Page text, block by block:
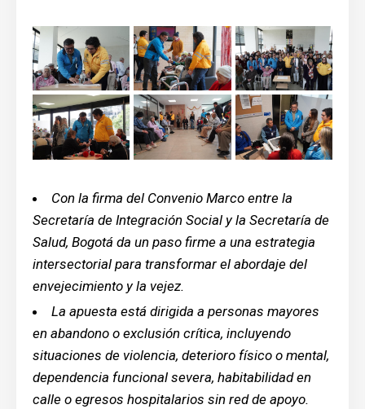
Con la firma del Convenio Marco entre la
Secretaría de Integración Social y la Secretaría de
Salud, Bogotá da un paso firme a una estrategia
intersectorial para transformar el abordaje del
envejecimiento y la vejez.
La apuesta está dirigida a personas mayores
en abandono o exclusión crítica, incluyendo
situaciones de violencia, deterioro físico o mental,
dependencia funcional severa, habitabilidad en
calle o egresos hospitalarios sin red de apoyo.